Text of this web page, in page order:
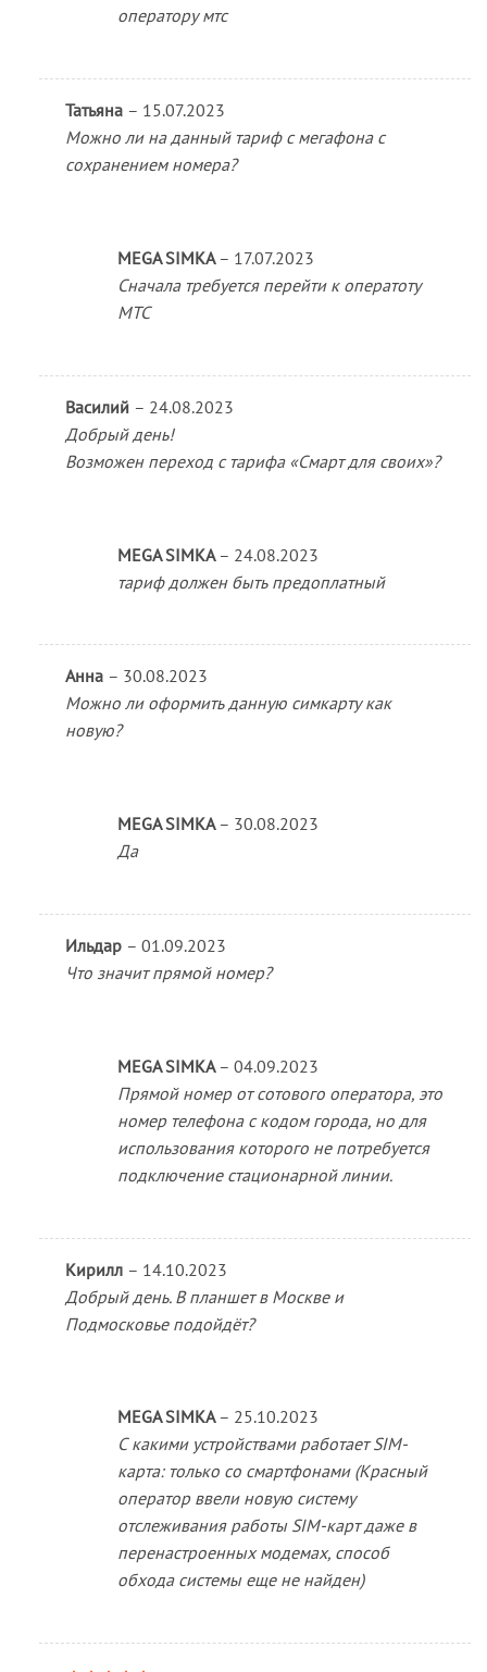
оператору мтс
Татьяна – 15.07.2023
Можно ли на данный тариф с мегафона с
сохранением номера?
MEGA SIMKA – 17.07.2023
Сначала требуется перейти к оператоту
МТС
Василий – 24.08.2023
Добрый день!
Возможен переход с тарифа «Смарт для своих»?
MEGA SIMKA – 24.08.2023
тариф должен быть предоплатный
Анна – 30.08.2023
Можно ли оформить данную симкарту как
новую?
MEGA SIMKA – 30.08.2023
Да
Ильдар – 01.09.2023
Что значит прямой номер?
MEGA SIMKA – 04.09.2023
Прямой номер от сотового оператора, это
номер телефона с кодом города, но для
использования которого не потребуется
подключение стационарной линии.
Кирилл – 14.10.2023
Добрый день. В планшет в Москве и
Подмосковье подойдёт?
MEGA SIMKA – 25.10.2023
С какими устройствами работает SIM-
карта: только со смартфонами (Красный
оператор ввели новую систему
отслеживания работы SIM-карт даже в
перенастроенных модемах, способ
обхода системы еще не найден)